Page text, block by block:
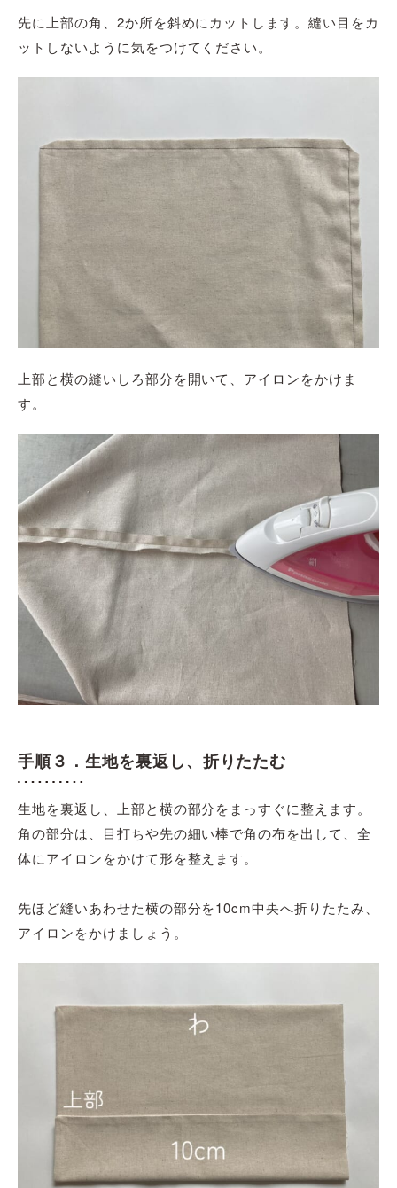
先に上部の角、2か所を斜めにカットします。縫い目をカ
ットしないように気をつけてください。
上部と横の縫いしろ部分を開いて、アイロンをかけま
す。
手順３．生地を裏返し、折りたたむ
生地を裏返し、上部と横の部分をまっすぐに整えます。
角の部分は、目打ちや先の細い棒で角の布を出して、全
体にアイロンをかけて形を整えます。
先ほど縫いあわせた横の部分を10cm中央へ折りたたみ、
アイロンをかけましょう。